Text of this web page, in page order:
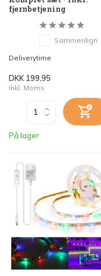
fjernbetjening
Sammenlign
Deliverytime
DKK 199,95
Inkl. Moms
På lager